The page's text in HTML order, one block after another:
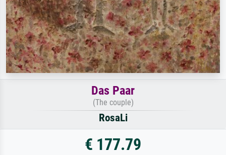
Das Paar
(The couple)
RosaLi
€ 177.79